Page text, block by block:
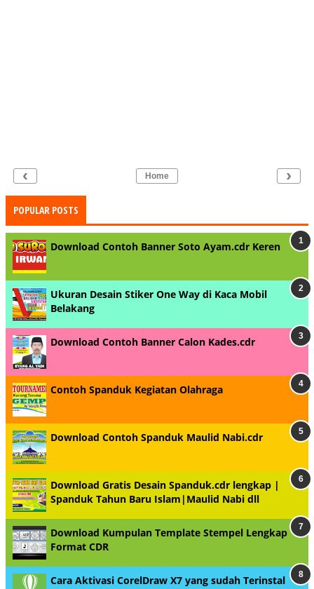
‹ ›
Home
POPULAR POSTS
Download Contoh Banner Soto Ayam.cdr Keren
Ukuran Desain Stiker One Way di Kaca Mobil
Belakang
Download Contoh Banner Calon Kades.cdr
Contoh Spanduk Kegiatan Olahraga
Download Contoh Spanduk Maulid Nabi.cdr
Download Gratis Desain Spanduk.cdr lengkap |
Spanduk Tahun Baru Islam|Maulid Nabi dll
Download Kumpulan Template Stempel Lengkap
Format CDR
Cara Aktivasi CorelDraw X7 yang sudah Terinstal